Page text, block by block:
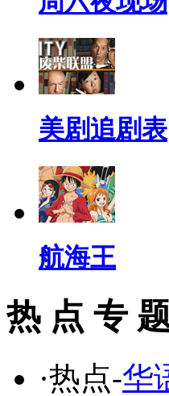
美剧追剧表
航海王
热 点 专
·热点-华